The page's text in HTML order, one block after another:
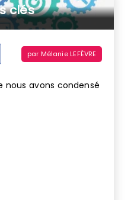
clés
par Mélanie LEFÈVRE
nous avons condensé